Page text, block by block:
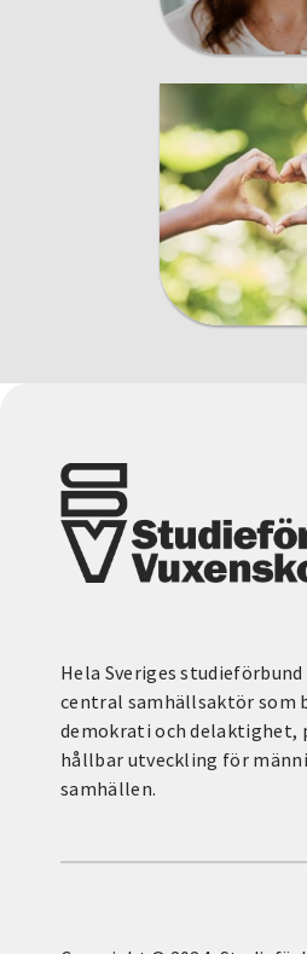
Hela Sveriges studieförbund
central samhällsaktör som
demokrati och delaktighet,
hållbar utveckling för
samhällen.